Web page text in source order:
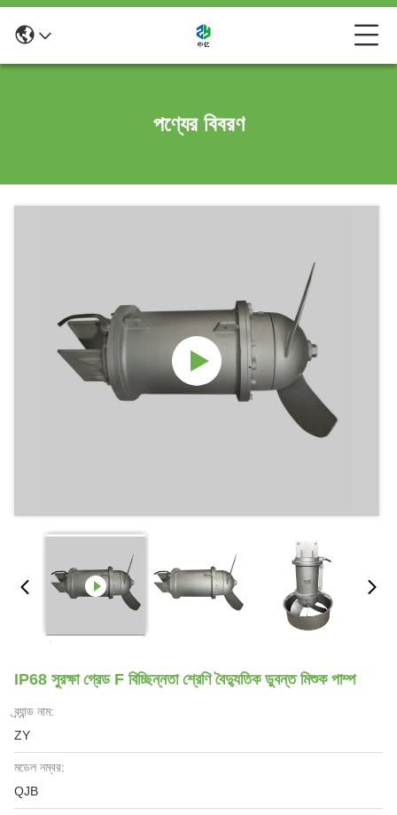
পণ্যের বিবরণ
IP68 সুরক্ষা গ্রেড F বিচ্ছিন্নতা শ্রেণি বৈদ্যুতিক ডুবন্ত মিশুক পাম্প
ব্র্যান্ড নাম:
ZY
মডেল নম্বর:
QJB